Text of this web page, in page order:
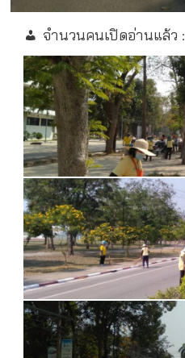
จำนวนคนเปิดอ่านแล้ว :